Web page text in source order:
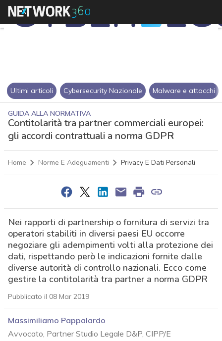
Ultimi articoli Cybersecurity Nazionale Malware e attacchi
GUIDA ALLA NORMATIVA
Contitolarità tra partner commerciali europei:
gli accordi contrattuali a norma GDPR
Home Norme E Adeguamenti Privacy E Dati Personali
Nei rapporti di partnership o fornitura di servizi tra
operatori stabiliti in diversi paesi EU occorre
negoziare gli adempimenti volti alla protezione dei
dati, rispettando però le indicazioni fornite dalle
diverse autorità di controllo nazionali. Ecco come
gestire la contitolarità tra partner a norma GDPR
Pubblicato il 08 Mar 2019
Massimiliamo Pappalardo
Avvocato, Partner Studio Legale D&P, CIPP/E